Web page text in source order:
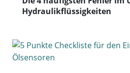
Hydraulikflüssigkeiten